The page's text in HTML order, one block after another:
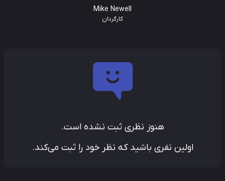
Mike Newell
کارگردان
هنوز نظری ثبت نشده است.
اولین نفری باشید که نظر خود را ثبت می‌کند.